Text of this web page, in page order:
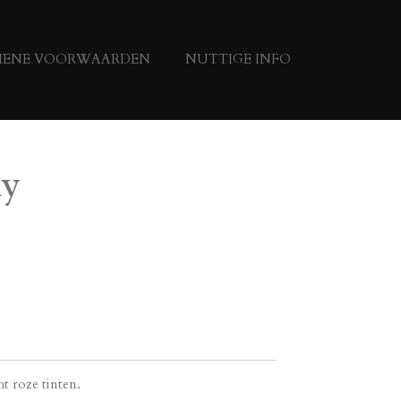
VOORWAARDEN NUTTIGE INFO
roze tinten.